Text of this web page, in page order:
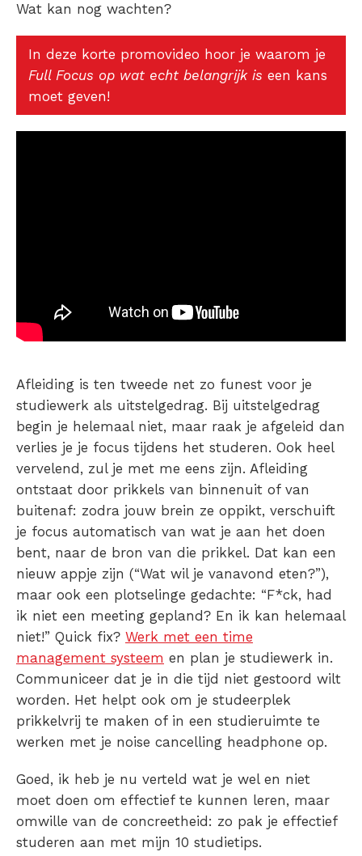
Wat kan nog wachten?
In deze korte promovideo hoor je waarom je
Full Focus op wat echt belangrijk is een kans
moet geven!
Afleiding is ten tweede net zo funest voor je
studiewerk als uitstelgedrag. Bij uitstelgedrag
begin je helemaal niet, maar raak je afgeleid dan
verlies je je focus tijdens het studeren. Ook heel
vervelend, zul je met me eens zijn. Afleiding
ontstaat door prikkels van binnenuit of van
buitenaf: zodra jouw brein ze oppikt, verschuift
je focus automatisch van wat je aan het doen
bent, naar de bron van die prikkel. Dat kan een
nieuw appje zijn (“Wat wil je vanavond eten?”),
maar ook een plotselinge gedachte: “F*ck, had
ik niet een meeting gepland? En ik kan helemaal
niet!” Quick fix? Werk met een time
management systeem en plan je studiewerk in.
Communiceer dat je in die tijd niet gestoord wilt
worden. Het helpt ook om je studeerplek
prikkelvrij te maken of in een studieruimte te
werken met je noise cancelling headphone op.
Goed, ik heb je nu verteld wat je wel en niet
moet doen om effectief te kunnen leren, maar
omwille van de concreetheid: zo pak je effectief
studeren aan met mijn 10 studietips.